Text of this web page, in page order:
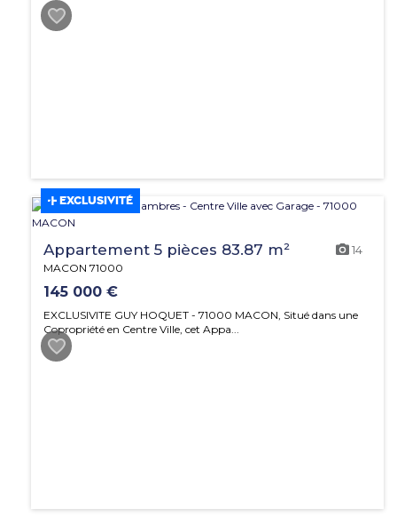
EXCLUSIVITÉ
Appartement 5 pièces 83.87 m² 14
MACON 71000
145 000 €
EXCLUSIVITE GUY HOQUET - 71000 MACON, Situé dans une
Copropriété en Centre Ville, cet Appa...